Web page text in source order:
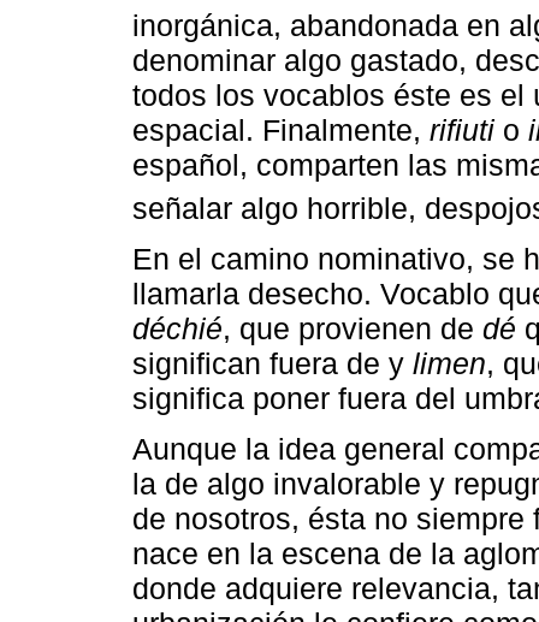
inorgánica, abandonada en
denominar algo gastado,
todos los vocablos éste es
espacial. Finalmente, rifiuti o
español, comparten las
señalar algo horrible,
En el camino nominativo, se
llamarla desecho. Vocablo
déchié, que provienen de dé
significan fuera de y limen,
significa poner fuera del
Aunque la idea general
la de algo invalorable y
de nosotros, ésta no siempre
nace en la escena de la
donde adquiere relevancia,